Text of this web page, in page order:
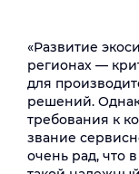
«Развитие
регионах —
для
решений.
требования к
звание
очень рад, что